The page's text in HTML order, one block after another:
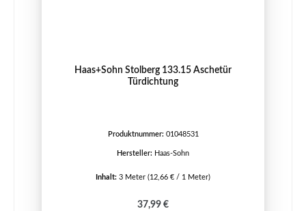
Haas+Sohn Stolberg 133.15 Aschetür
Türdichtung
Produktnummer: 01048531
Hersteller: Haas-Sohn
Inhalt: 3 Meter (12,66 € / 1 Meter)
Regulärer Preis:
37,99 €